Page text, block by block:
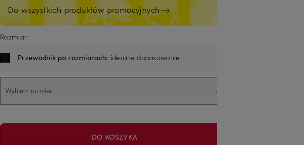
Do wszystkich produktów promocyjnych
Rozmiar
Przewodnik po rozmiarach: idealne dopasowanie
Wybierz rozmiar
DO KOSZYKA